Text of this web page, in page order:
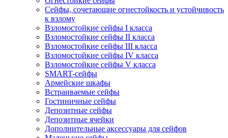
Сейфы, сочетающие огнестойкость и устойчивость
к взлому
Взломостойкие сейфы I класса
Взломостойкие сейфы II класса
Взломостойкие сейфы III класса
Взломостойкие сейфы IV класса
Взломостойкие сейфы V класса
SMART-сейфы
Армейские шкафы
Встраиваемые сейфы
Гостиничные сейфы
Депозитные сейфы
Депозитные ячейки
Дополнительные аксессуары для сейфов